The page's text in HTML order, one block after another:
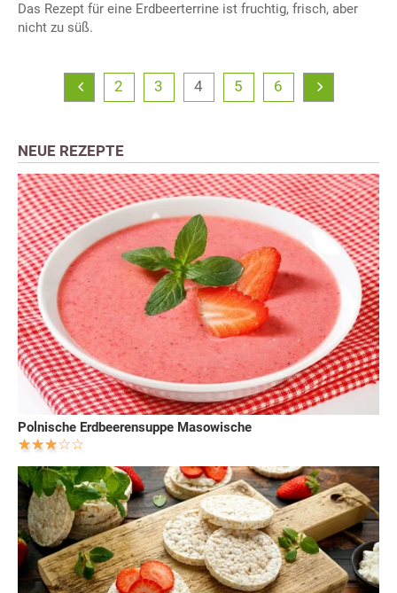
Das Rezept für eine Erdbeerterrine ist fruchtig, frisch, aber
nicht zu süß.
2 3 4 5 6
NEUE REZEPTE
Polnische Erdbeerensuppe Masowische